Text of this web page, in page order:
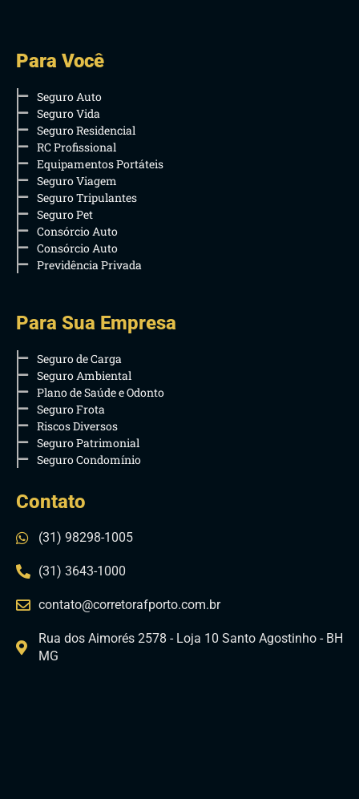
Para Você
Seguro Auto
Seguro Vida
Seguro Residencial
RC Profissional
Equipamentos Portáteis
Seguro Viagem
Seguro Tripulantes
Seguro Pet
Consórcio Auto
Consórcio Auto
Previdência Privada
Para Sua Empresa
Seguro de Carga
Seguro Ambiental
Plano de Saúde e Odonto
Seguro Frota
Riscos Diversos
Seguro Patrimonial
Seguro Condomínio
Contato
(31) 98298-1005
(31) 3643-1000
contato@corretorafporto.com.br
Rua dos Aimorés 2578 - Loja 10 Santo Agostinho - BH
MG